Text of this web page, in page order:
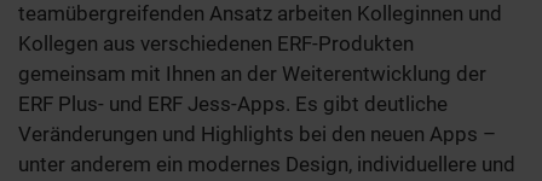
teamübergreifenden Ansatz arbeiten Kolleginnen und
Kollegen aus verschiedenen ERF-Produkten
gemeinsam mit Ihnen an der Weiterentwicklung der
ERF Plus- und ERF Jess-Apps. Es gibt deutliche
Veränderungen und Highlights bei den neuen Apps –
unter anderem ein modernes Design, individuellere und